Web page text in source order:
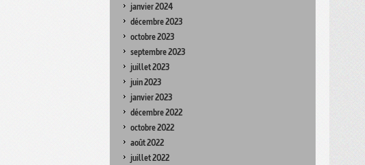
janvier 2024
décembre 2023
octobre 2023
septembre 2023
juillet 2023
juin 2023
janvier 2023
décembre 2022
octobre 2022
août 2022
juillet 2022